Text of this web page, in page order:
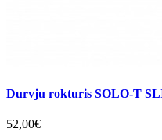
Durvju rokturis SOLO-T
52,00€